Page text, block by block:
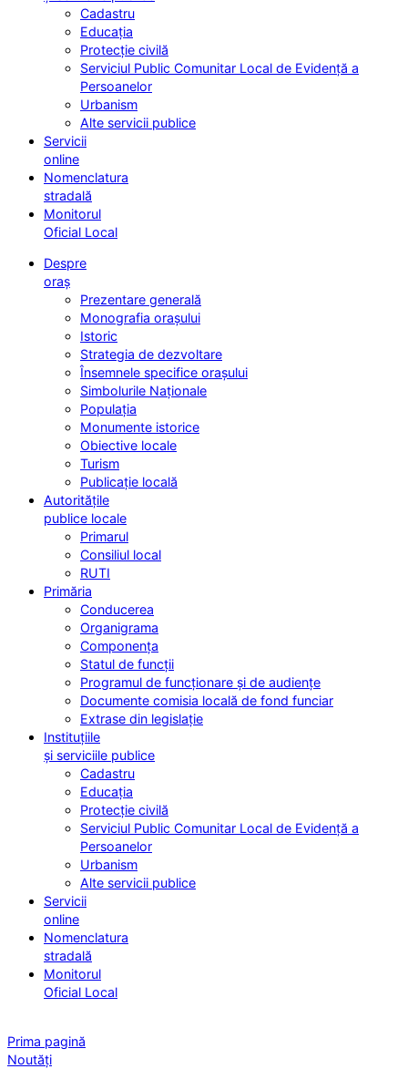
Cadastru
Educația
Protecție civilă
Serviciul Public Comunitar Local de Evidență a
Persoanelor
Urbanism
Alte servicii publice
Servicii
online
Nomenclatura
stradală
Monitorul
Oficial Local
Despre
oraș
Prezentare generală
Monografia orașului
Istoric
Strategia de dezvoltare
Însemnele specifice orașului
Simbolurile Naționale
Populația
Monumente istorice
Obiective locale
Turism
Publicație locală
Autoritățile
publice locale
Primarul
Consiliul local
RUTI
Primăria
Conducerea
Organigrama
Componența
Statul de funcții
Programul de funcționare și de audiențe
Documente comisia locală de fond funciar
Extrase din legislație
Instituțiile
și serviciile publice
Cadastru
Educația
Protecție civilă
Serviciul Public Comunitar Local de Evidență a
Persoanelor
Urbanism
Alte servicii publice
Servicii
online
Nomenclatura
stradală
Monitorul
Oficial Local
Prima pagină
Noutăți